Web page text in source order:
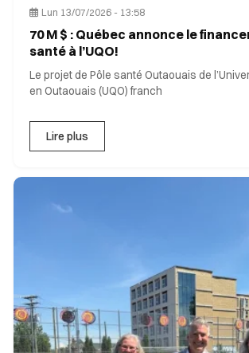
Lun 13/07/2026 - 13:58
70 M $ : Québec annonce le
santé à l’UQO!
Le projet de Pôle santé Outaouais de
en Outaouais (UQO) franch
Lire plus